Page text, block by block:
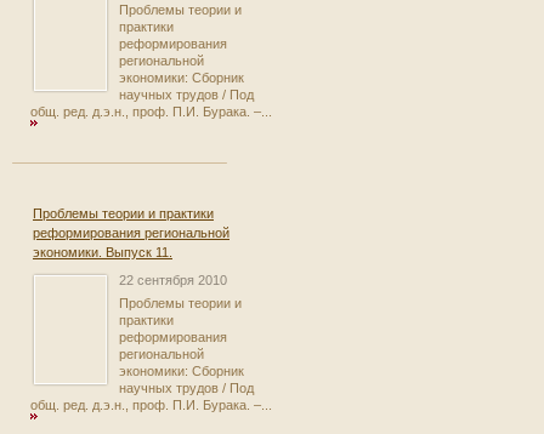
Проблемы теории и
практики
реформирования
региональной
экономики: Сборник
научных трудов / Под
общ. ред. д.э.н., проф. П.И. Бурака. –...
Проблемы теории и практики
реформирования региональной
экономики. Выпуск 11.
22 сентября 2010
Проблемы теории и
практики
реформирования
региональной
экономики: Сборник
научных трудов / Под
общ. ред. д.э.н., проф. П.И. Бурака. –...